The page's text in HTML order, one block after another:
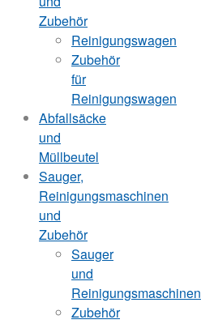
Zubehör
Reinigungswagen
Zubehör
für
Reinigungswagen
Abfallsäcke
und
Müllbeutel
Sauger,
Reinigungsmaschinen
und
Zubehör
Sauger
und
Reinigungsmaschinen
Zubehör